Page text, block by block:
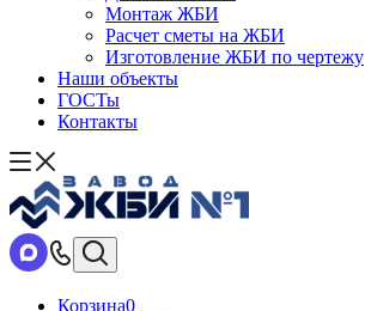
Монтаж ЖБИ
Расчет сметы на ЖБИ
Изготовление ЖБИ по чертежу
Наши объекты
ГОСТы
Контакты
Корзина0